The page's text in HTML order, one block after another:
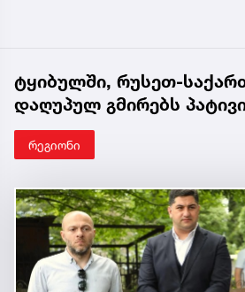
ტყიბულში, რუსეთ-
დაღუპულ გმირებს
რეგიონი